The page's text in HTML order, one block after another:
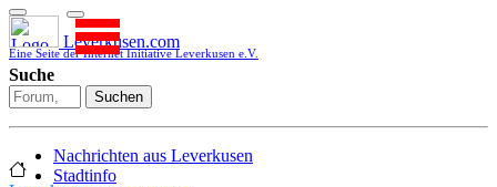
Leverkusen.com
Eine Seite der Internet Initiative Leverkusen e.V.
Suche
Suchen
Nachrichten aus Leverkusen
Stadtinfo